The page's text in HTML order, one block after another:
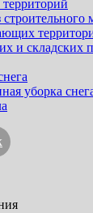
и складских
уборка